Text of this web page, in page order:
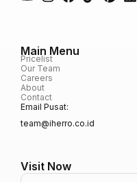
Main Menu
Pricelist
Our Team
Careers
About
Contact
Email Pusat:
team@iherro.co.id
Visit Now